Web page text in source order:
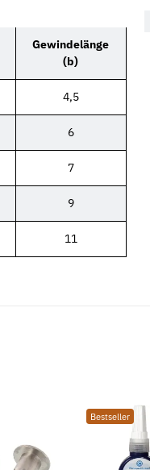
Gewindelänge
(b)
4,5
6
7
9
11
Bestseller